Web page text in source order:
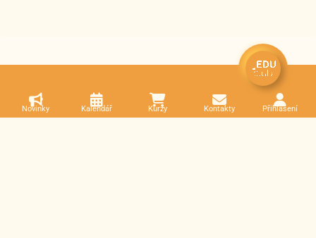
Novinky Kalendář Kurzy Kontakty Přihlášení